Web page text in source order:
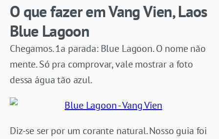
O que fazer em Vang Vien, Laos
Blue Lagoon
Chegamos. 1a parada: Blue Lagoon. O nome não
mente. Só pra comprovar, vale mostrar a foto
dessa água tão azul.
Diz-se ser por um corante natural. Nosso guia foi